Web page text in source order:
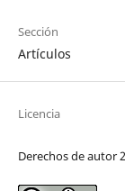
Sección
Artículos
Licencia
Derechos de autor